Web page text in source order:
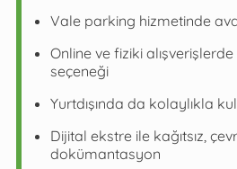
Vale parking hizmetinde
Online ve fiziki
seçeneği
Yurtdışında da kolaylıkla
Dijital ekstre ile kağıtsız,
dokümantasyon